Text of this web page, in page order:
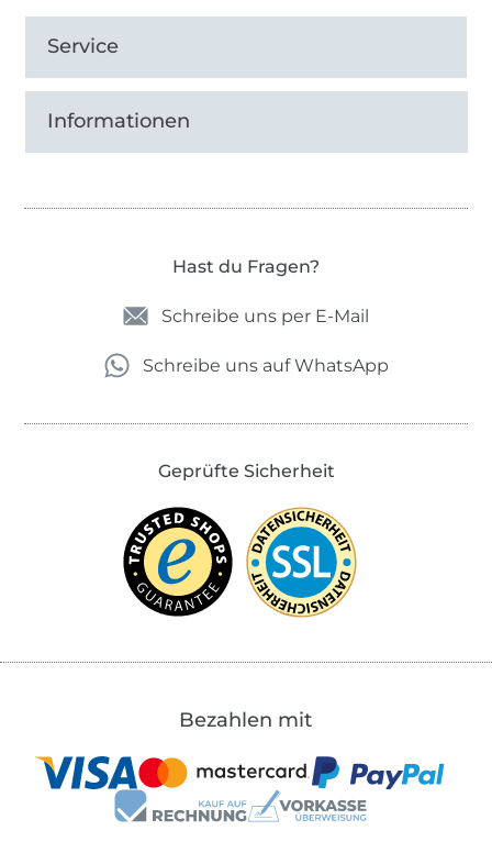
Service
Informationen
Hast du Fragen?
Schreibe uns per E-Mail
Schreibe uns auf WhatsApp
Geprüfte Sicherheit
Bezahlen mit